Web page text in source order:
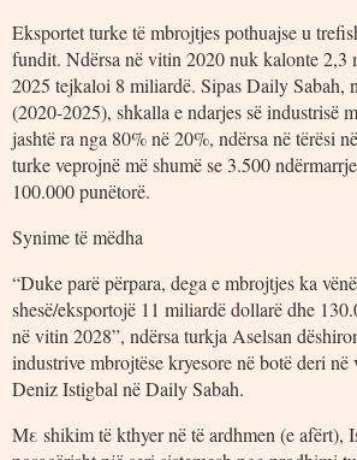
Eksportet turke të mbrojtjes pothuajse u
fundit. Ndërsa në vitin 2020 nuk kalonte 2,3
2025 tejkaloi 8 miliardë. Sipas Daily Sabah,
(2020-2025), shkalla e ndarjes së industrisë
jashtë ra nga 80% në 20%, ndërsa në tërësi
turke veprojnë më shumë se 3.500
100.000 punëtorë.
Synime të mëdha
“Duke parë përpara, dega e mbrojtjes ka
shesë/eksportojë 11 miliardë dollarë dhe
në vitin 2028”, ndërsa turkja Aselsan
industrive mbrojtëse kryesore në botë deri
Deniz Istigbal në Daily Sabah.
Με shikim të kthyer në të ardhmen (e afërt),